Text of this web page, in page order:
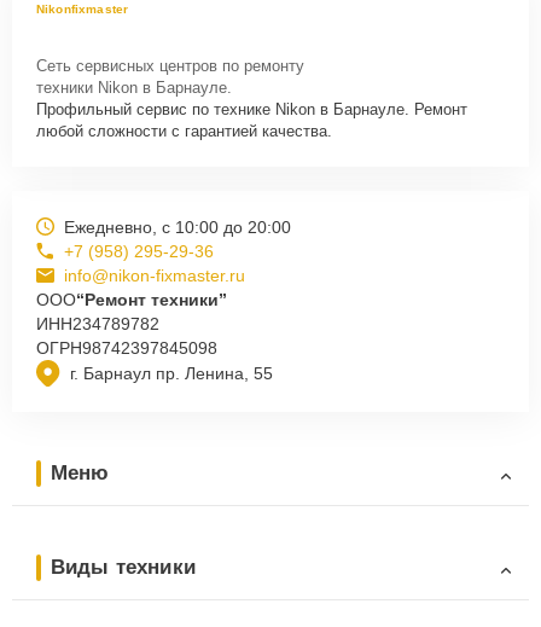
Nikonfixmaster
Сеть сервисных центров по ремонту
техники Nikon в Барнауле.
Профильный сервис по технике Nikon в Барнауле. Ремонт
любой сложности с гарантией качества.
г. Барнаул пр. Ленина, 55
Ежедневно, с 10:00 до 20:00
+7 (958) 295-29-36
info@nikon-fixmaster.ru
ООО“Ремонт техники”
ИНН234789782
ОГРН98742397845098
Меню
Виды техники